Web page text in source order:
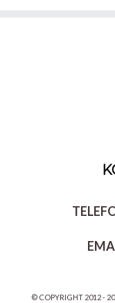
© COPYRIGHT 2012 -